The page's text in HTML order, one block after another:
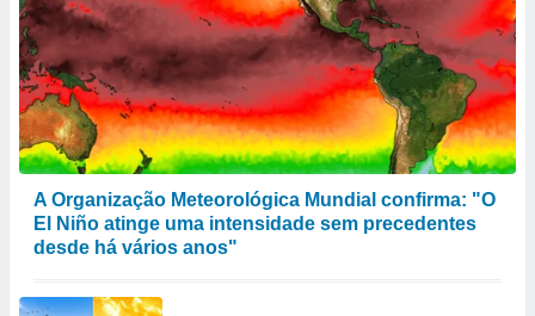
A Organização Meteorológica Mundial confirma: "O
El Niño atinge uma intensidade sem precedentes
desde há vários anos"